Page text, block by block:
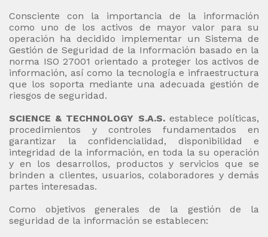
Consciente con la importancia de la información
como uno de los activos de mayor valor para su
operación ha decidido implementar un Sistema de
Gestión de Seguridad de la Información basado en la
norma ISO 27001 orientado a proteger los activos de
información, así como la tecnología e infraestructura
que los soporta mediante una adecuada gestión de
riesgos de seguridad.
SCIENCE & TECHNOLOGY S.A.S.establece políticas,
procedimientos y controles fundamentados en
garantizar la confidencialidad, disponibilidad e
integridad de la información, en toda la su operación
y en los desarrollos, productos y servicios que se
brinden a clientes, usuarios, colaboradores y demás
partes interesadas.
Como objetivos generales de la gestión de la
seguridad de la información se establecen: